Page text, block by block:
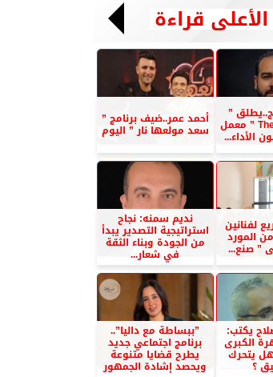
الأعلى قراءة
”
The Acting Lab ” معمل
الأداء...
أحمد عمر..ضيف برنامج ”
سعد مولعها نار ” اليوم
لفنانين
المورد
” صنع...
نديم سمنه: نجاح
استراتيجية التصدير يبدأ
من الجودة وبناء الثقة
في شعار...
يكتب:
الكبرى
يتحرك
؟
”ببساطة مع داليا”..
برنامج اجتماعي جديد
يطرح قضايا متنوعة
ويحصد إشادة الجمهور